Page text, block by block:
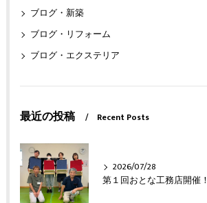
ブログ・新築
ブログ・リフォーム
ブログ・エクステリア
最近の投稿 Recent Posts
2026/07/28
第１回おとな工務店開催！